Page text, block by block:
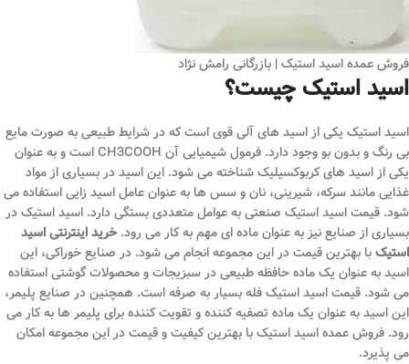
فروش عمده اسید استیک | بازرگانی رامش نژاد
اسید استیک چیست؟
اسید استیک یکی از اسید های آلی قوی است که در شرایط طبیعی به صورت مایع
بی ‌رنگ و بدون بو وجود دارد. فرمول شیمیایی آن CH3COOH است و به عنوان
یکی از اسید های کربوکسیلیک شناخته می ‌شود. این اسید در بسیاری از مواد
غذایی مانند سرکه، شیرینی، نان و سس ‌ها به عنوان عامل اسید زایی استفاده می
‌شود. قیمت اسید استیک صنعتی به عوامل متعددی بستگی دارد. اسید استیک در
بسیاری از صنایع نیز به عنوان ماده‌ ای مهم به کار می‌ رود.خرید اینترنتی اسید
استیکبا بهترین قیمت در این مجموعه انجام می شود. در صنایع خوراکی، این
اسید به عنوان یک ماده حافظه طبیعی در سبزیجات و محصولات گوشتی استفاده
می ‌شود. قیمت اسید استیک فله بسیار به صرفه است. همچنین در صنایع پلیمر،
این اسید به عنوان یک ماده تصفیه‌ کننده و تقویت‌ کننده برای پلیمر ها به کار می
‌رود. فروش عمده اسید استیک با بهترین کیفیت و قیمت در این مجموعه امکان
می پذیرد.